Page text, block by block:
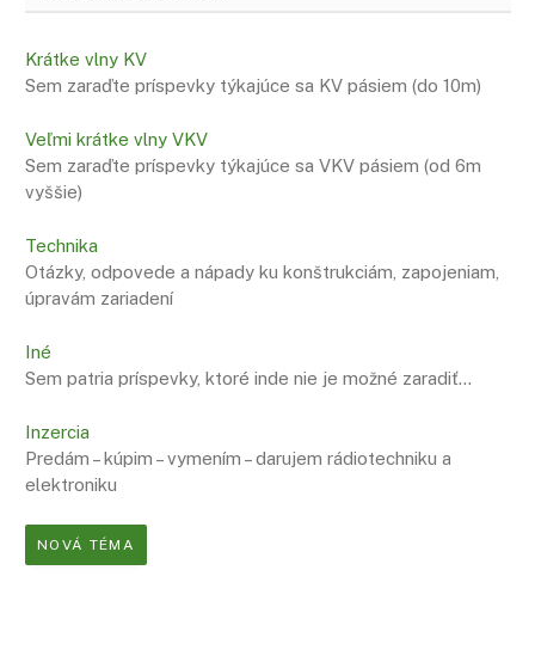
Krátke vlny KV
Sem zaraďte príspevky týkajúce sa KV pásiem (do 10m)
Veľmi krátke vlny VKV
Sem zaraďte príspevky týkajúce sa VKV pásiem (od 6m
vyššie)
Technika
Otázky, odpovede a nápady ku konštrukciám, zapojeniam,
úpravám zariadení
Iné
Sem patria príspevky, ktoré inde nie je možné zaradiť…
Inzercia
Predám – kúpim – vymením – darujem rádiotechniku a
elektroniku
NOVÁ TÉMA